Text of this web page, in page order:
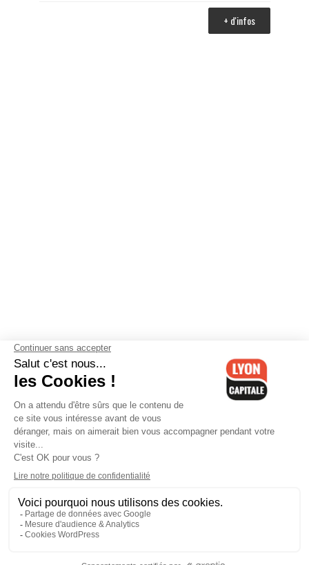
+ d'infos
Contactez-nous-Mentions légales-CGV-Politique de
confidentialité-Gestion des cookies